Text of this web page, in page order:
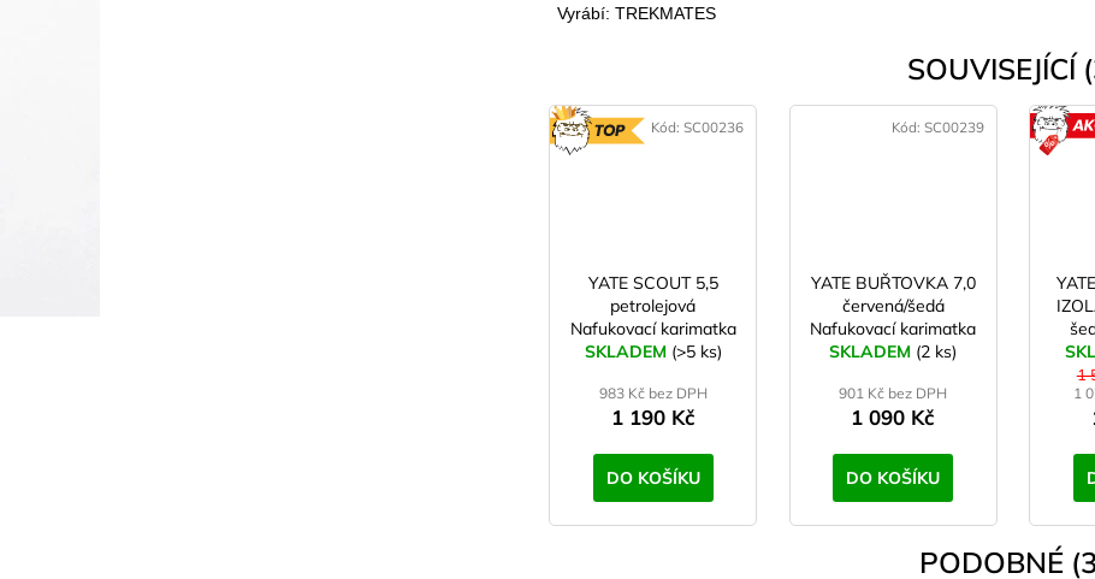
Vyrábí: TREKMATES
SOUVISEJÍCÍ
YATE SCOUT 5,5
petrolejová
Nafukovací karimatka
SKLADEM (>5 ks)
983 Kč bez DPH
1 190 Kč
DO KOŠÍKU
Kód:SC00236
YATE BUŘTOVKA 7,0
červená/šedá
Nafukovací karimatka
6-trubic
SKLADEM (2 ks)
901 Kč bez DPH
1 090 Kč
DO KOŠÍKU
Kód: SC00239
1
1
PODOBNÉ